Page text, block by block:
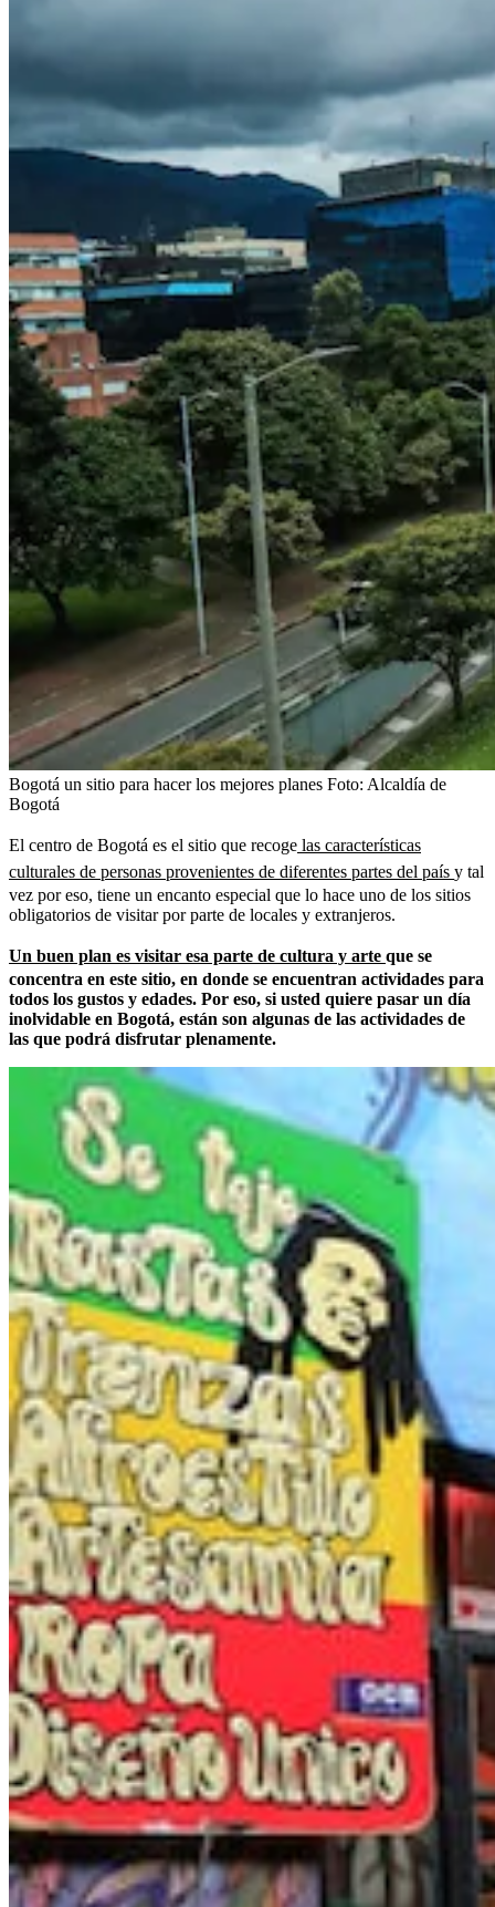
Bogotá un sitio para hacer los mejores planes Foto: Alcaldía de
Bogotá
El centro de Bogotá es el sitio que recoge las características
culturales de personas provenientes de diferentes partes del país y tal
vez por eso, tiene un encanto especial que lo hace uno de los sitios
obligatorios de visitar por parte de locales y extranjeros.
Un buen plan es visitar esa parte de cultura y arte que se
concentra en este sitio, en donde se encuentran actividades para
todos los gustos y edades. Por eso, si usted quiere pasar un día
inolvidable en Bogotá, están son algunas de las actividades de
las que podrá disfrutar plenamente.